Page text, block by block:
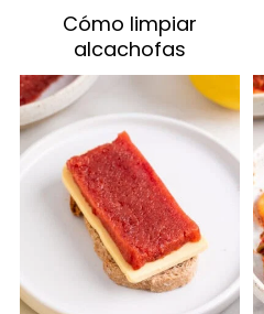
Cómo limpiar
alcachofas